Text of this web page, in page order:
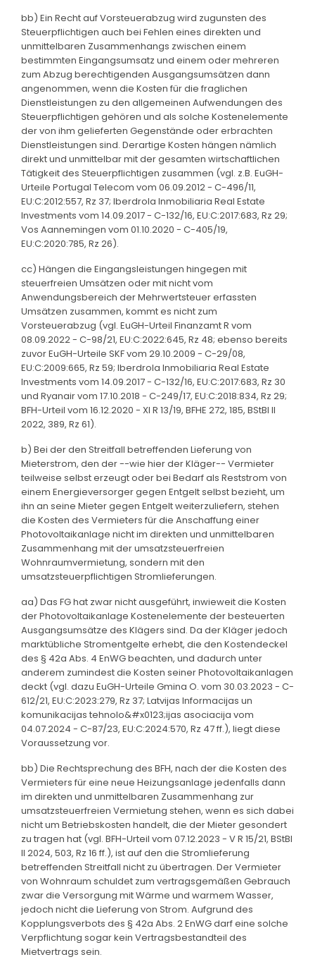
bb) Ein Recht auf Vorsteuerabzug wird zugunsten des
Steuerpflichtigen auch bei Fehlen eines direkten und
unmittelbaren Zusammenhangs zwischen einem
bestimmten Eingangsumsatz und einem oder mehreren
zum Abzug berechtigenden Ausgangsumsätzen dann
angenommen, wenn die Kosten für die fraglichen
Dienstleistungen zu den allgemeinen Aufwendungen des
Steuerpflichtigen gehören und als solche Kostenelemente
der von ihm gelieferten Gegenstände oder erbrachten
Dienstleistungen sind. Derartige Kosten hängen nämlich
direkt und unmittelbar mit der gesamten wirtschaftlichen
Tätigkeit des Steuerpflichtigen zusammen (vgl. z.B. EuGH-
Urteile Portugal Telecom vom 06.09.2012 - C-496/11,
EU:C:2012:557, Rz 37; Iberdrola Inmobiliaria Real Estate
Investments vom 14.09.2017 - C-132/16, EU:C:2017:683, Rz 29;
Vos Aannemingen vom 01.10.2020 - C-405/19,
EU:C:2020:785, Rz 26).
cc) Hängen die Eingangsleistungen hingegen mit
steuerfreien Umsätzen oder mit nicht vom
Anwendungsbereich der Mehrwertsteuer erfassten
Umsätzen zusammen, kommt es nicht zum
Vorsteuerabzug (vgl. EuGH-Urteil Finanzamt R vom
08.09.2022 - C-98/21, EU:C:2022:645, Rz 48; ebenso bereits
zuvor EuGH-Urteile SKF vom 29.10.2009 - C-29/08,
EU:C:2009:665, Rz 59; Iberdrola Inmobiliaria Real Estate
Investments vom 14.09.2017 - C-132/16, EU:C:2017:683, Rz 30
und Ryanair vom 17.10.2018 - C-249/17, EU:C:2018:834, Rz 29;
BFH-Urteil vom 16.12.2020 - XI R 13/19, BFHE 272, 185, BStBl II
2022, 389, Rz 61).
b) Bei der den Streitfall betreffenden Lieferung von
Mieterstrom, den der --wie hier der Kläger-- Vermieter
teilweise selbst erzeugt oder bei Bedarf als Reststrom von
einem Energieversorger gegen Entgelt selbst bezieht, um
ihn an seine Mieter gegen Entgelt weiterzuliefern, stehen
die Kosten des Vermieters für die Anschaffung einer
Photovoltaikanlage nicht im direkten und unmittelbaren
Zusammenhang mit der umsatzsteuerfreien
Wohnraumvermietung, sondern mit den
umsatzsteuerpflichtigen Stromlieferungen.
aa) Das FG hat zwar nicht ausgeführt, inwieweit die Kosten
der Photovoltaikanlage Kostenelemente der besteuerten
Ausgangsumsätze des Klägers sind. Da der Kläger jedoch
marktübliche Stromentgelte erhebt, die den Kostendeckel
des § 42a Abs. 4 EnWG beachten, und dadurch unter
anderem zumindest die Kosten seiner Photovoltaikanlagen
deckt (vgl. dazu EuGH-Urteile Gmina O. vom 30.03.2023 - C-
612/21, EU:C:2023:279, Rz 37; Latvijas Informacijas un
komunikacijas tehnolo&#x0123;ijas asociacija vom
04.07.2024 - C-87/23, EU:C:2024:570, Rz 47 ff.), liegt diese
Voraussetzung vor.
bb) Die Rechtsprechung des BFH, nach der die Kosten des
Vermieters für eine neue Heizungsanlage jedenfalls dann
im direkten und unmittelbaren Zusammenhang zur
umsatzsteuerfreien Vermietung stehen, wenn es sich dabei
nicht um Betriebskosten handelt, die der Mieter gesondert
zu tragen hat (vgl. BFH-Urteil vom 07.12.2023 - V R 15/21, BStBl
II 2024, 503, Rz 16 ff.), ist auf den die Stromlieferung
betreffenden Streitfall nicht zu übertragen. Der Vermieter
von Wohnraum schuldet zum vertragsgemäßen Gebrauch
zwar die Versorgung mit Wärme und warmem Wasser,
jedoch nicht die Lieferung von Strom. Aufgrund des
Kopplungsverbots des § 42a Abs. 2 EnWG darf eine solche
Verpflichtung sogar kein Vertragsbestandteil des
Mietvertrags sein.